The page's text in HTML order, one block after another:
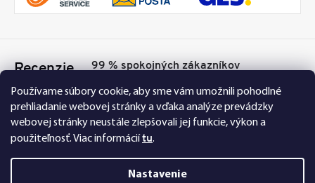
Používame súbory cookie, aby sme vám umožnili pohodlné
prehliadanie webovej stránky a vďaka analýze prevádzky
webovej stránky neustále zlepšovali jej funkcie, výkon a
použiteľnosť.Viac informáciítu.
Nastavenie
Recenzie 99 % spokojných zákazníkov